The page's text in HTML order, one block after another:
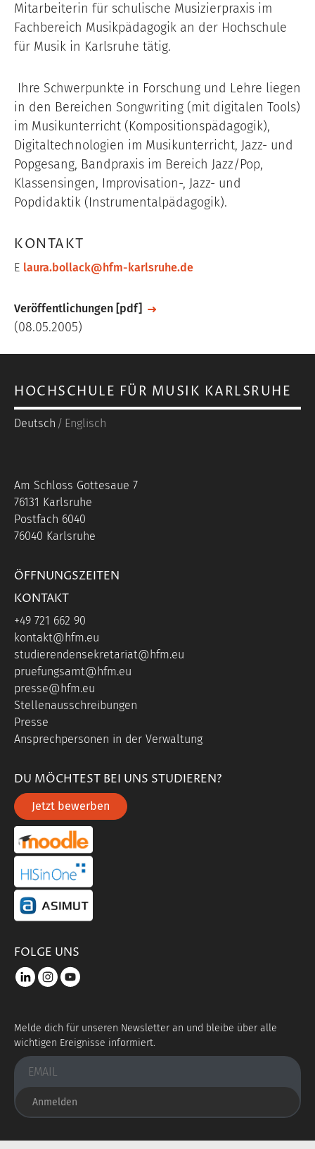
Mitarbeiterin für schulische Musizierpraxis im
Fachbereich Musikpädagogik an der Hochschule
für Musik in Karlsruhe tätig.
Ihre Schwerpunkte in Forschung und Lehre liegen
in den Bereichen Songwriting (mit digitalen Tools)
im Musikunterricht (Kompositionspädagogik),
Digitaltechnologien im Musikunterricht, Jazz- und
Popgesang, Bandpraxis im Bereich Jazz/Pop,
Klassensingen, Improvisation-, Jazz- und
Popdidaktik (Instrumentalpädagogik).
KONTAKT
E laura.bollack@hfm-karlsruhe.de
File
Veröffentlichungen [pdf]
(08.05.2005)
HOCHSCHULE FÜR MUSIK KARLSRUHE
Deutsch Englisch
Am Schloss Gottesaue 7
76131 Karlsruhe
Postfach 6040
76040 Karlsruhe
ÖFFNUNGSZEITEN
KONTAKT
+49 721 662 90
kontakt@hfm.eu
studierendensekretariat@hfm.eu
pruefungsamt@hfm.eu
presse@hfm.eu
Stellenausschreibungen
Presse
Ansprechpersonen in der Verwaltung
DU MÖCHTEST BEI UNS STUDIEREN?
Jetzt bewerben
portal link moddle
portal link hisinone
portal link asimut
FOLGE UNS
LinkedIninstagram
youtube
Melde dich für unseren Newsletter an und bleibe über alle
wichtigen Ereignisse informiert.
Anmelden